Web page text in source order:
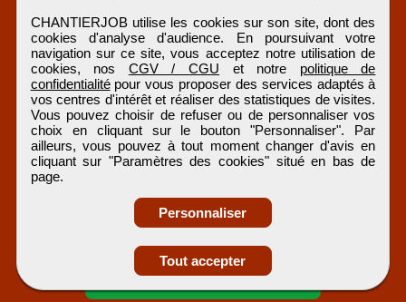
Obtenir ses
coordonnées
CHANTIERJOB utilise les cookies sur son site, dont des
cookies d'analyse d'audience. En poursuivant votre
navigation sur ce site, vous acceptez notre utilisation de
cookies, nos CGV / CGU et notre politique de
confidentialitépour vous proposer des services adaptés à
vos centres d'intérêt et réaliser des statistiques de visites.
Vous pouvez choisir de refuser ou de personnaliser vos
choix en cliquant sur le bouton "Personnaliser". Par
ailleurs, vous pouvez à tout moment changer d'avis en
cliquant sur "Paramètres des cookies" situé en bas de
page.
Personnaliser
Tout accepter
CHANTIERJOB
Tous droits réservés © 1999 - 2026